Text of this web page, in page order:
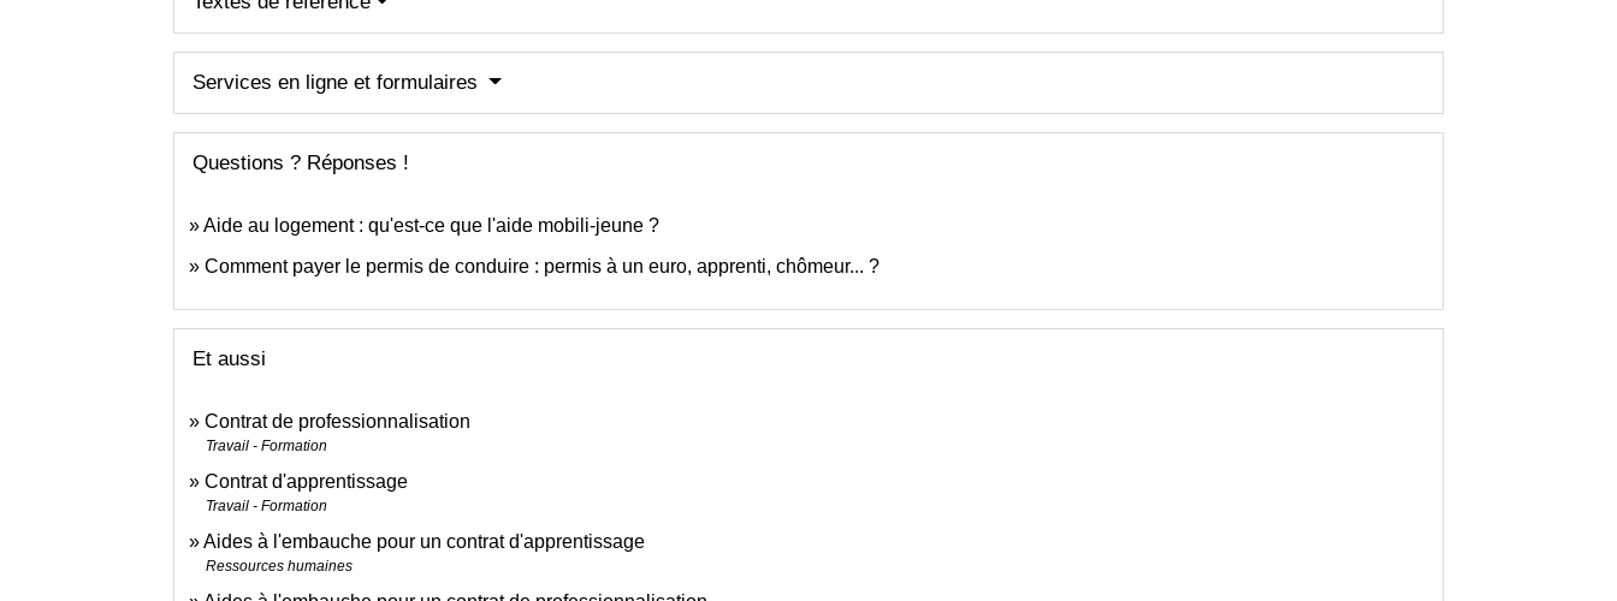
Services en ligne et formulaires
Questions ? Réponses !
Aide au logement : qu'est-ce que l'aide mobili-jeune ?
Comment payer le permis de conduire : permis à un euro, apprenti, chômeur... ?
Et aussi
Contrat de professionnalisation
Travail - Formation
Contrat d'apprentissage
Travail - Formation
Aides à l'embauche pour un contrat d'apprentissage
Ressources humaines